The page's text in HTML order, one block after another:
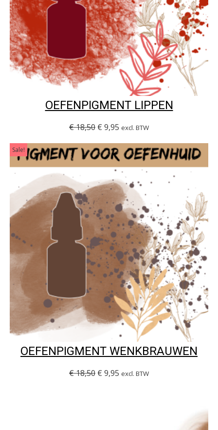
OEFENPIGMENT LIPPEN
€18,50 € 9,95 excl. BTW
Sale!
OEFENPIGMENT WENKBRAUWEN
€18,50 € 9,95 excl. BTW